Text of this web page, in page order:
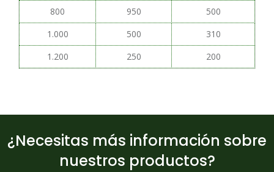
800 950
500
1.000
500
310
1.200
250 200
¿Necesitas más información sobre
nuestros productos?